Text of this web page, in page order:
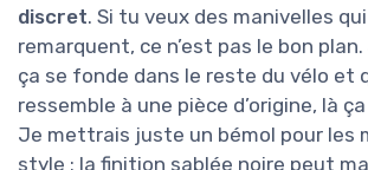
discret. Si tu veux des manivelles
remarquent, ce n’est pas le bon
ça se fonde dans le reste du vélo et
ressemble à une pièce d’origine, là
Je mettrais juste un bémol pour les
style : la finition sablée noire peut